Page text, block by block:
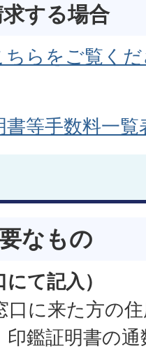
する場合
ちらをご覧く
等手数料一覧
なもの
て記入）
口に来た方の
印鑑証明書の